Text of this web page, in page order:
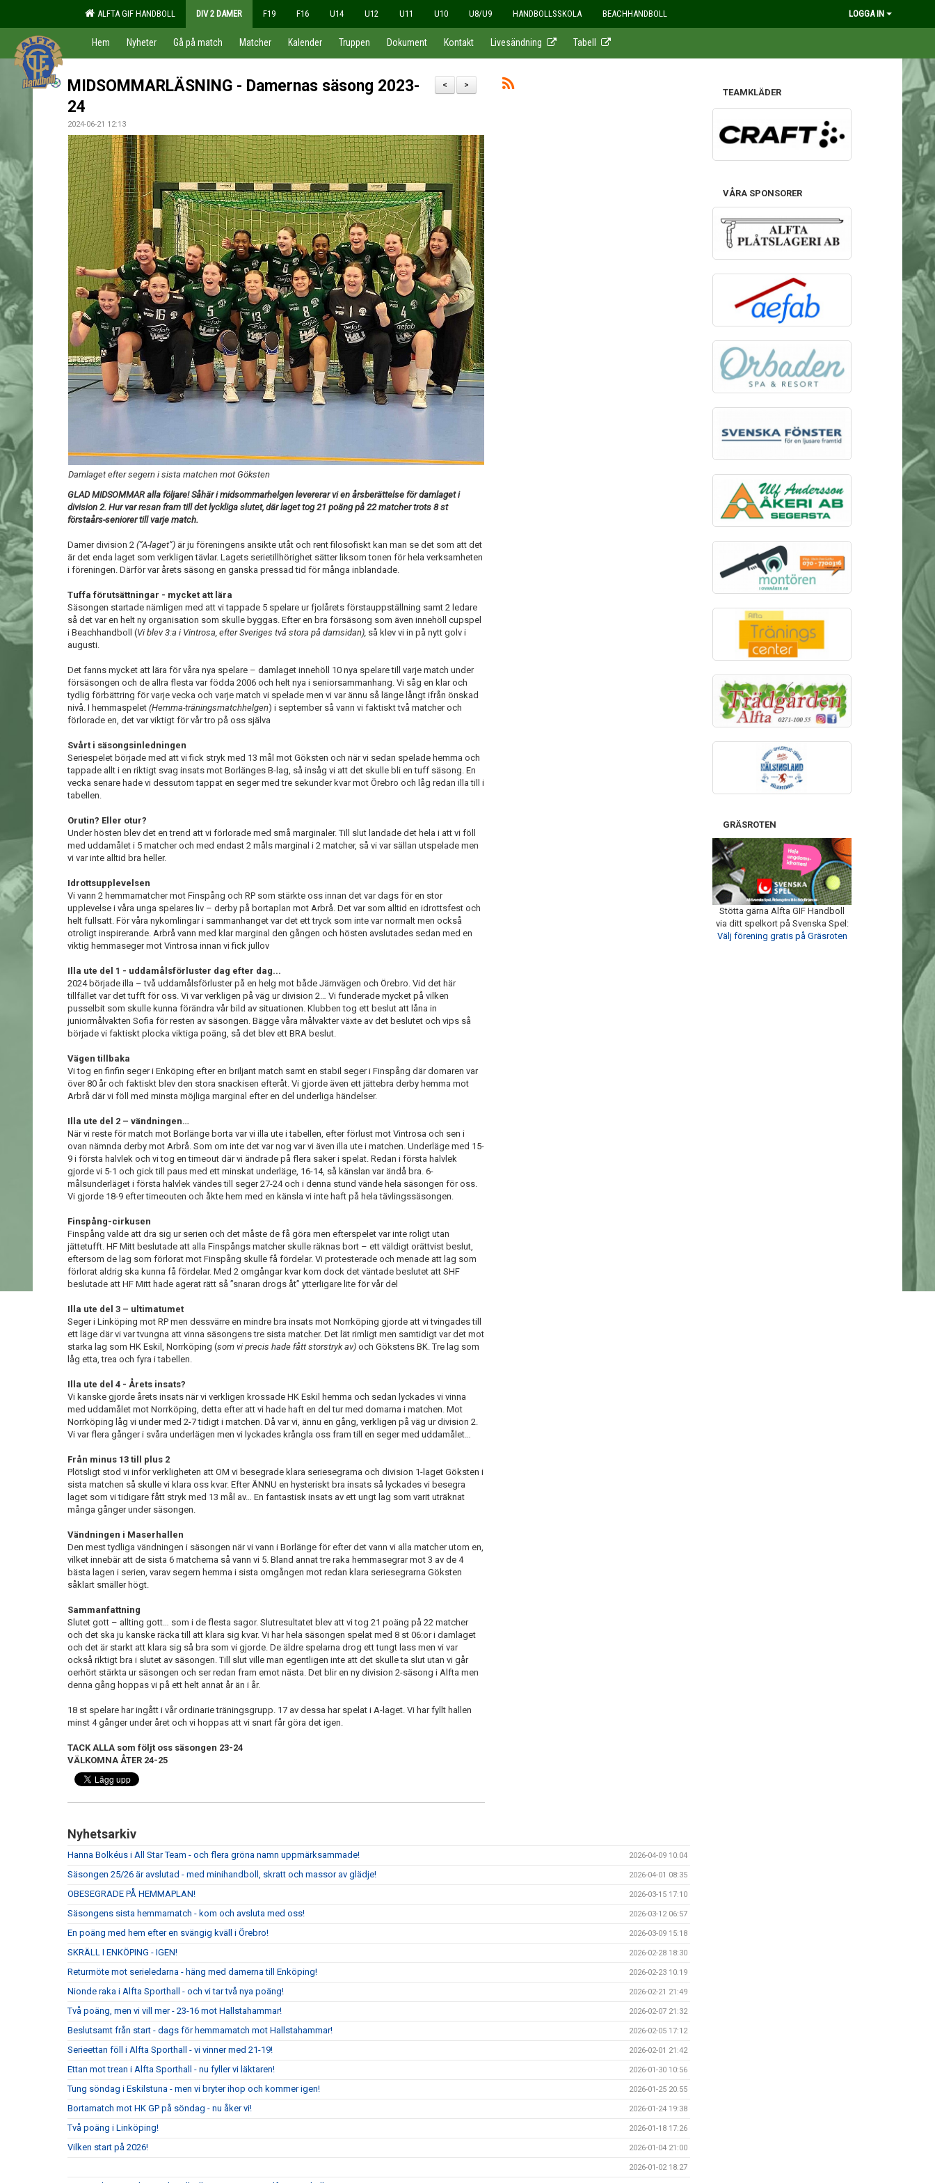
ALFTA GIF HANDBOLL DIV 2 DAMER F19 F16 U14 U12 U11 U10 U8/U9 HANDBOLLSSKOLA BEACHHANDBOLL LOGGA IN
Hem Nyheter Gå på match Matcher Kalender Truppen Dokument Kontakt Livesändning Tabell
>
<
MIDSOMMARLÄSNING - Damernas säsong 2023-
24
2024-06-21 12:13
Damlaget efter segern i sista matchen mot Göksten
GLAD MIDSOMMAR alla följare! Såhär i midsommarhelgen levererar vi en årsberättelse för damlaget i
division 2. Hur var resan fram till det lyckliga slutet, där laget tog 21 poäng på 22 matcher trots 8 st
förstaårs-seniorer till varje match.
Damer division 2 (”A-laget”) är ju föreningens ansikte utåt och rent filosofiskt kan man se det som att det
är det enda laget som verkligen tävlar. Lagets serietillhörighet sätter liksom tonen för hela verksamheten
i föreningen. Därför var årets säsong en ganska pressad tid för många inblandade.
Tuffa förutsättningar - mycket att lära
Säsongen startade nämligen med att vi tappade 5 spelare ur fjolårets förstauppställning samt 2 ledare
så det var en helt ny organisation som skulle byggas. Efter en bra försäsong som även innehöll cupspel
i Beachhandboll (Vi blev 3:a i Vintrosa, efter Sveriges två stora på damsidan), så klev vi in på nytt golv i
augusti.
Det fanns mycket att lära för våra nya spelare – damlaget innehöll 10 nya spelare till varje match under
försäsongen och de allra flesta var födda 2006 och helt nya i seniorsammanhang. Vi såg en klar och
tydlig förbättring för varje vecka och varje match vi spelade men vi var ännu så länge långt ifrån önskad
nivå. I hemmaspelet (Hemma-träningsmatchhelgen) i september så vann vi faktiskt två matcher och
förlorade en, det var viktigt för vår tro på oss själva
Svårt i säsongsinledningen
Seriespelet började med att vi fick stryk med 13 mål mot Göksten och när vi sedan spelade hemma och
tappade allt i en riktigt svag insats mot Borlänges B-lag, så insåg vi att det skulle bli en tuff säsong. En
vecka senare hade vi dessutom tappat en seger med tre sekunder kvar mot Örebro och låg redan illa till i
tabellen.
Orutin? Eller otur?
Under hösten blev det en trend att vi förlorade med små marginaler. Till slut landade det hela i att vi föll
med uddamålet i 5 matcher och med endast 2 måls marginal i 2 matcher, så vi var sällan utspelade men
vi var inte alltid bra heller.
Idrottsupplevelsen
Vi vann 2 hemmamatcher mot Finspång och RP som stärkte oss innan det var dags för en stor
upplevelse i våra unga spelares liv – derby på bortaplan mot Arbrå. Det var som alltid en idrottsfest och
helt fullsatt. För våra nykomlingar i sammanhanget var det ett tryck som inte var normalt men också
otroligt inspirerande. Arbrå vann med klar marginal den gången och hösten avslutades sedan med en
viktig hemmaseger mot Vintrosa innan vi fick jullov
Illa ute del 1 - uddamålsförluster dag efter dag...
2024 började illa – två uddamålsförluster på en helg mot både Järnvägen och Örebro. Vid det här
tillfället var det tufft för oss. Vi var verkligen på väg ur division 2… Vi funderade mycket på vilken
pusselbit som skulle kunna förändra vår bild av situationen. Klubben tog ett beslut att låna in
juniormålvakten Sofia för resten av säsongen. Bägge våra målvakter växte av det beslutet och vips så
började vi faktiskt plocka viktiga poäng, så det blev ett BRA beslut.
Vägen tillbaka
Vi tog en finfin seger i Enköping efter en briljant match samt en stabil seger i Finspång där domaren var
över 80 år och faktiskt blev den stora snackisen efteråt. Vi gjorde även ett jättebra derby hemma mot
Arbrå där vi föll med minsta möjliga marginal efter en del underliga händelser.
Illa ute del 2 – vändningen…
När vi reste för match mot Borlänge borta var vi illa ute i tabellen, efter förlust mot Vintrosa och sen i
ovan nämnda derby mot Arbrå. Som om inte det var nog var vi även illa ute i matchen. Underläge med 15-
9 i första halvlek och vi tog en timeout där vi ändrade på flera saker i spelat. Redan i första halvlek
gjorde vi 5-1 och gick till paus med ett minskat underläge, 16-14, så känslan var ändå bra. 6-
målsunderläget i första halvlek vändes till seger 27-24 och i denna stund vände hela säsongen för oss.
Vi gjorde 18-9 efter timeouten och åkte hem med en känsla vi inte haft på hela tävlingssäsongen.
Finspång-cirkusen
Finspång valde att dra sig ur serien och det måste de få göra men efterspelet var inte roligt utan
jättetufft. HF Mitt beslutade att alla Finspångs matcher skulle räknas bort – ett väldigt orättvist beslut,
eftersom de lag som förlorat mot Finspång skulle få fördelar. Vi protesterade och menade att lag som
förlorat aldrig ska kunna få fördelar. Med 2 omgångar kvar kom dock det väntade beslutet att SHF
beslutade att HF Mitt hade agerat rätt så ”snaran drogs åt” ytterligare lite för vår del
Illa ute del 3 – ultimatumet
Seger i Linköping mot RP men dessvärre en mindre bra insats mot Norrköping gjorde att vi tvingades till
ett läge där vi var tvungna att vinna säsongens tre sista matcher. Det lät rimligt men samtidigt var det mot
starka lag som HK Eskil, Norrköping (som vi precis hade fått storstryk av) och Gökstens BK. Tre lag som
låg etta, trea och fyra i tabellen.
Illa ute del 4 - Årets insats?
Vi kanske gjorde årets insats när vi verkligen krossade HK Eskil hemma och sedan lyckades vi vinna
med uddamålet mot Norrköping, detta efter att vi hade haft en del tur med domarna i matchen. Mot
Norrköping låg vi under med 2-7 tidigt i matchen. Då var vi, ännu en gång, verkligen på väg ur division 2.
Vi var flera gånger i svåra underlägen men vi lyckades krångla oss fram till en seger med uddamålet…
Från minus 13 till plus 2
Plötsligt stod vi inför verkligheten att OM vi besegrade klara seriesegrarna och division 1-laget Göksten i
sista matchen så skulle vi klara oss kvar. Efter ÄNNU en hysteriskt bra insats så lyckades vi besegra
laget som vi tidigare fått stryk med 13 mål av… En fantastisk insats av ett ungt lag som varit uträknat
många gånger under säsongen.
Vändningen i Maserhallen
Den mest tydliga vändningen i säsongen när vi vann i Borlänge för efter det vann vi alla matcher utom en,
vilket innebär att de sista 6 matcherna så vann vi 5. Bland annat tre raka hemmasegrar mot 3 av de 4
bästa lagen i serien, varav segern hemma i sista omgången mot redan klara seriesegrarna Göksten
såklart smäller högt.
Sammanfattning
Slutet gott – allting gott… som i de flesta sagor. Slutresultatet blev att vi tog 21 poäng på 22 matcher
och det ska ju kanske räcka till att klara sig kvar. Vi har hela säsongen spelat med 8 st 06:or i damlaget
och det är starkt att klara sig så bra som vi gjorde. De äldre spelarna drog ett tungt lass men vi var
också riktigt bra i slutet av säsongen. Till slut ville man egentligen inte att det skulle ta slut utan vi går
oerhört stärkta ur säsongen och ser redan fram emot nästa. Det blir en ny division 2-säsong i Alfta men
denna gång hoppas vi på ett helt annat år än i år.
18 st spelare har ingått i vår ordinarie träningsgrupp. 17 av dessa har spelat i A-laget. Vi har fyllt hallen
minst 4 gånger under året och vi hoppas att vi snart får göra det igen.
TACK ALLA som följt oss säsongen 23-24
VÄLKOMNA ÅTER 24-25
Nyhetsarkiv
Hanna Bolkéus i All Star Team - och flera gröna namn uppmärksammade! 2026-04-09 10:04
Säsongen 25/26 är avslutad - med minihandboll, skratt och massor av glädje! 2026-04-01 08:35
OBESEGRADE PÅ HEMMAPLAN! 2026-03-15 17:10
Säsongens sista hemmamatch - kom och avsluta med oss! 2026-03-12 06:57
En poäng med hem efter en svängig kväll i Örebro! 2026-03-09 15:18
SKRÄLL I ENKÖPING - IGEN! 2026-02-28 18:30
Returmöte mot serieledarna - häng med damerna till Enköping! 2026-02-23 10:19
Nionde raka i Alfta Sporthall - och vi tar två nya poäng! 2026-02-21 21:49
Två poäng, men vi vill mer - 23-16 mot Hallstahammar! 2026-02-07 21:32
Beslutsamt från start - dags för hemmamatch mot Hallstahammar! 2026-02-05 17:12
Serieettan föll i Alfta Sporthall - vi vinner med 21-19! 2026-02-01 21:42
Ettan mot trean i Alfta Sporthall - nu fyller vi läktaren! 2026-01-30 10:56
Tung söndag i Eskilstuna - men vi bryter ihop och kommer igen! 2026-01-25 20:55
Bortamatch mot HK GP på söndag - nu åker vi! 2026-01-24 19:38
Två poäng i Linköping! 2026-01-18 17:26
Vilken start på 2026! 2026-01-04 21:00
2026-01-02 18:27
TEAMKLÄDER
VÅRA SPONSORER
GRÄSROTEN
Stötta gärna Alfta GIF Handboll
via ditt spelkort på Svenska Spel:
Välj förening gratis på Gräsroten